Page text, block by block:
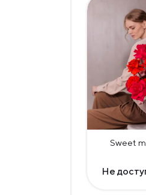
Sweet
Не